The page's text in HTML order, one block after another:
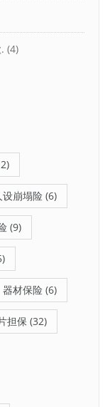
(4)
设崩塌险 (6)
(9)
器材保险 (6)
担保 (32)